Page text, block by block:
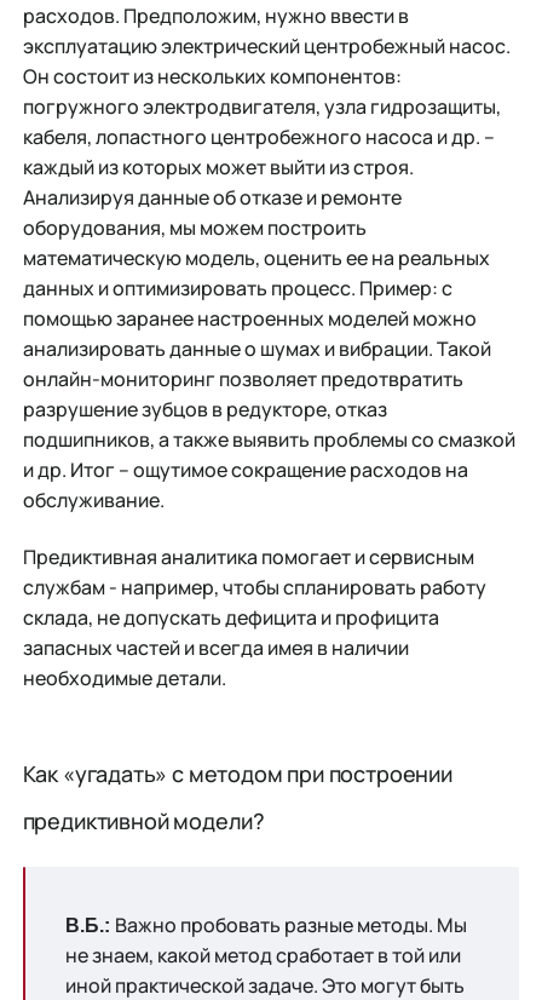
расходов. Предположим, нужно ввести в
эксплуатацию электрический центробежный насос.
Он состоит из нескольких компонентов:
погружного электродвигателя, узла гидрозащиты,
кабеля, лопастного центробежного насоса и др. –
каждый из которых может выйти из строя.
Анализируя данные об отказе и ремонте
оборудования, мы можем построить
математическую модель, оценить ее на реальных
данных и оптимизировать процесс. Пример: с
помощью заранее настроенных моделей можно
анализировать данные о шумах и вибрации. Такой
онлайн-мониторинг позволяет предотвратить
разрушение зубцов в редукторе, отказ
подшипников, а также выявить проблемы со смазкой
и др. Итог – ощутимое сокращение расходов на
обслуживание.
Предиктивная аналитика помогает и сервисным
службам - например, чтобы спланировать работу
склада, не допускать дефицита и профицита
запасных частей и всегда имея в наличии
необходимые детали.
Как «угадать» с методом при построении
предиктивной модели?
В.Б.: Важно пробовать разные методы. Мы
не знаем, какой метод сработает в той или
иной практической задаче. Это могут быть